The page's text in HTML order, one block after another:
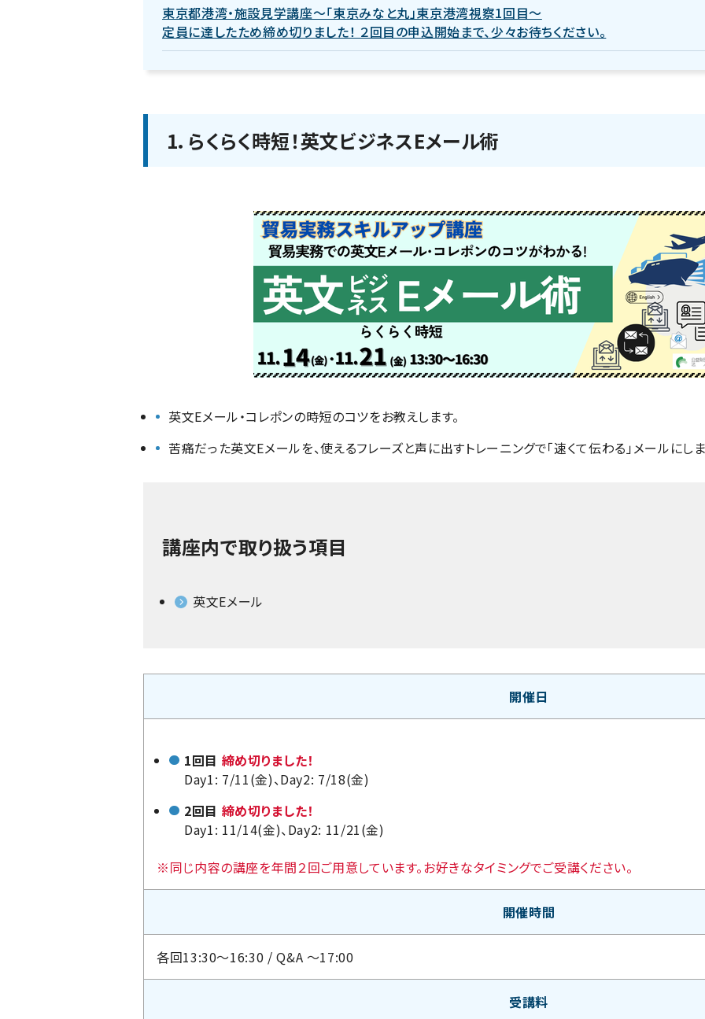
東京都港湾・施設見学講座～「東京みなと丸」東京港湾視察1回目～
定員に達したため締め切りました！ ２回目の申込開始まで、少々お待ちください。
1．らくらく時短！英文ビジネスEメール術
英文Eメール・コレポンの時短のコツをお教えします。
苦痛だった英文Eメールを、使えるフレーズと声に出すトレーニングで「速くて伝わる」メールにしま
講座内で取り扱う項目
英文Eメール
開催日
1回目 締め切りました！
Day1: 7/11(金)、Day2: 7/18(金)
2回目 締め切りました！
Day1: 11/14(金)、Day2: 11/21(金)
※同じ内容の講座を年間２回ご用意しています。お好きなタイミングでご受講ください。
開催時間
各回13:30～16:30 / Q&A ～17:00
受講料